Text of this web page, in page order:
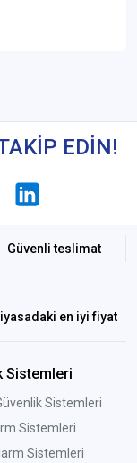
EDİN!
Güvenli teslimat
en iyi fiyat
Sistemleri
Sistemleri
Sistemleri
Sistemleri